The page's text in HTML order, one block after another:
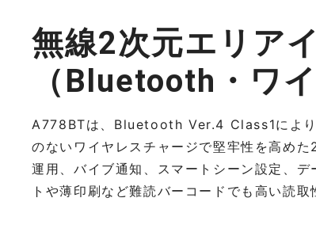
無線2次元エリア
（Bluetooth・ワ
A778BTは、Bluetooth Ver.4 Class1により
のないワイヤレスチャージで堅牢性を高め
運用、バイブ通知、スマートシーン設定、
トや薄印刷など難読バーコードでも高い読取